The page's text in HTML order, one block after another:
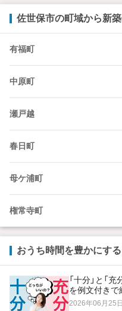
佐世保市の町域から新
有福町
中原町
瀬戸越
春日町
母ケ浦町
権常寺町
おうち時間を豊かにす
「十分」と「
を例文付きで
2026年06月25日